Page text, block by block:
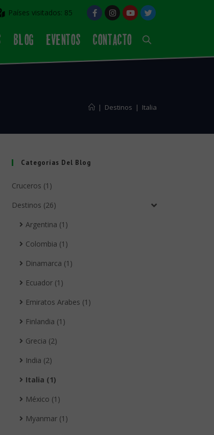
Países visitados: 85
BLOG EVENTOS CONTACTO
| Destinos | Italia
Categorías Del Blog
Cruceros (1)
Destinos (26)
Argentina (1)
Colombia (1)
Dinamarca (1)
Ecuador (1)
Emiratos Arabes (1)
Finlandia (1)
Grecia (2)
India (2)
Italia (1)
México (1)
Myanmar (1)